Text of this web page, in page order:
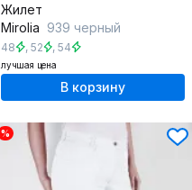
Жилет
Mirolia 939 черный
48 , 52 , 54
лучшая цена
В корзину
%